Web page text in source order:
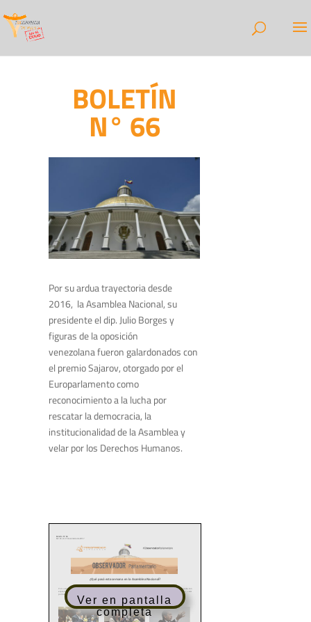
BOLETÍN
N° 66
Por su ardua trayectoria desde
2016, la Asamblea Nacional, su
presidente el dip. Julio Borges y
figuras de la oposición
venezolana fueron galardonados con
el premio Sajarov, otorgado por el
Europarlamento como
reconocimiento a la lucha por
rescatar la democracia, la
institucionalidad de la Asamblea y
velar por los Derechos Humanos.
Ver en pantalla
completa